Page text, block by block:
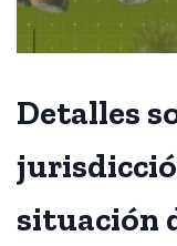
Detalles
situación